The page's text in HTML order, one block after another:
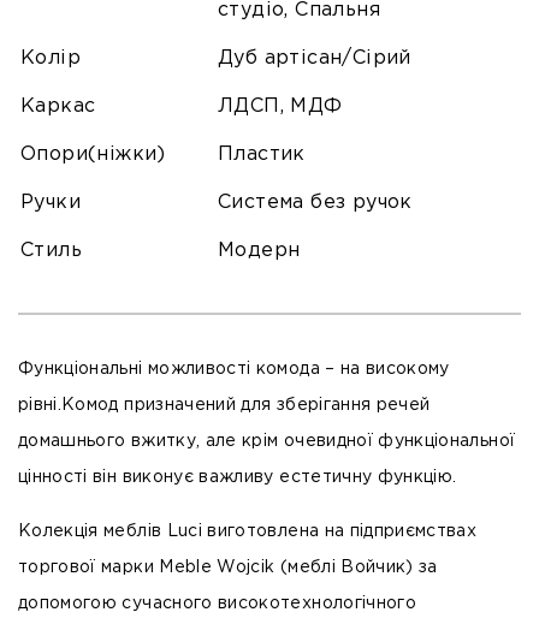
студіо, Спальня
Колір Дуб артісан/Сірий
Каркас ЛДСП, МДФ
Опори(ніжки) Пластик
Ручки Система без ручок
Стиль Модерн
Функціональні можливості комода – на високому
рівні.Комод призначений для зберігання речей
домашнього вжитку, але крім очевидної функціональної
цінності він виконує важливу естетичну функцію.
Колекція меблів Luci виготовлена на підприємствах
торгової марки Meble Wojcik (меблі Войчик) за
допомогою сучасного високотехнологічного